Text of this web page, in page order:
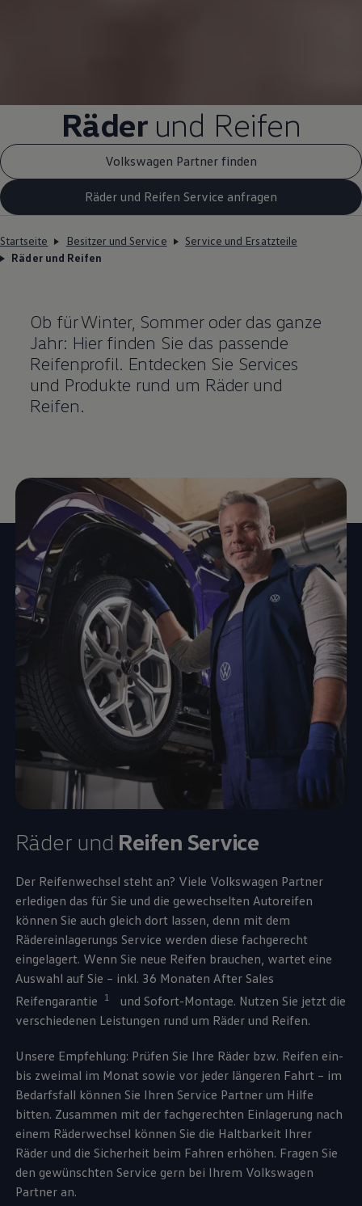
Räder und Reifen
Volkswagen Partner finden
Räder und Reifen Service anfragen
Startseite Besitzer und Service
Service und Ersatzteile
Räder und Reifen
Ob für Winter, Sommer oder das ganze
Jahr: Hier finden Sie das passende
Reifenprofil. Entdecken Sie Services
und Produkte rund um Räder und
Reifen.
Räder und Reifen Service
Der Reifenwechsel steht an? Viele Volkswagen Partner
erledigen das für Sie und die gewechselten Autoreifen
können Sie auch gleich dort lassen, denn mit dem
Rädereinlagerungs Service werden diese fachgerecht
eingelagert. Wenn Sie neue Reifen brauchen, wartet eine
Auswahl auf Sie – inkl. 36 Monaten After Sales
Reifengarantie
1
und Sofort-Montage. Nutzen Sie jetzt die
verschiedenen Leistungen rund um Räder und Reifen.
Unsere Empfehlung: Prüfen Sie Ihre Räder bzw. Reifen ein-
bis zweimal im Monat sowie vor jeder längeren Fahrt – im
Bedarfsfall können Sie Ihren Service Partner um Hilfe
bitten. Zusammen mit der fachgerechten Einlagerung nach
einem Räderwechsel können Sie die Haltbarkeit Ihrer
Räder und die Sicherheit beim Fahren erhöhen. Fragen Sie
den gewünschten Service gern bei Ihrem Volkswagen
Partner an.